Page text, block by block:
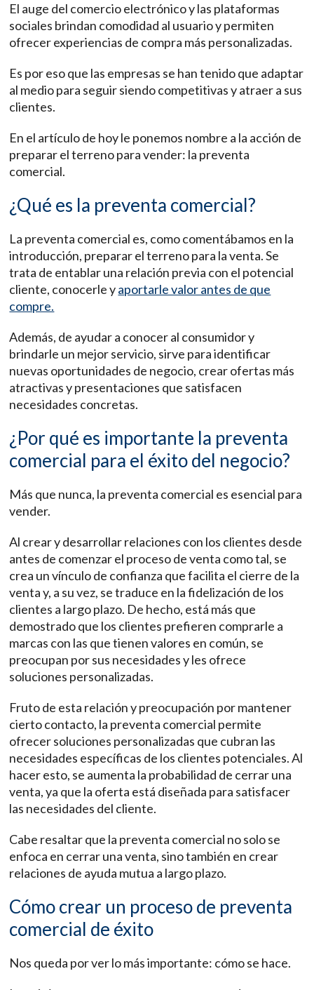
El auge del comercio electrónico y las plataformas
sociales brindan comodidad al usuario y permiten
ofrecer experiencias de compra más personalizadas.
Es por eso que las empresas se han tenido que adaptar
al medio para seguir siendo competitivas y atraer a sus
clientes.
En el artículo de hoy le ponemos nombre a la acción de
preparar el terreno para vender: la preventa
comercial.
¿Qué es la preventa comercial?
La preventa comercial es, como comentábamos en la
introducción, preparar el terreno para la venta. Se
trata de entablar una relación previa con el potencial
cliente, conocerle yaportarle valor antes de que
compre.
Además, de ayudar a conocer al consumidor y
brindarle un mejor servicio, sirve para identificar
nuevas oportunidades de negocio, crear ofertas más
atractivas y presentaciones que satisfacen
necesidades concretas.
¿Por qué es importante la preventa
comercial para el éxito del negocio?
Más que nunca, la preventa comercial es esencial para
vender.
Al crear y desarrollar relaciones con los clientes desde
antes de comenzar el proceso de venta como tal, se
crea un vínculo de confianza que facilita el cierre de la
venta y, a su vez, se traduce en la fidelización de los
clientes a largo plazo. De hecho, está más que
demostrado que los clientes prefieren comprarle a
marcas con las que tienen valores en común, se
preocupan por sus necesidades y les ofrece
soluciones personalizadas.
Fruto de esta relación y preocupación por mantener
cierto contacto, la preventa comercial permite
ofrecer soluciones personalizadas que cubran las
necesidades específicas de los clientes potenciales. Al
hacer esto, se aumenta la probabilidad de cerrar una
venta, ya que la oferta está diseñada para satisfacer
las necesidades del cliente.
Cabe resaltar que la preventa comercial no solo se
enfoca en cerrar una venta, sino también en crear
relaciones de ayuda mutua a largo plazo.
Cómo crear un proceso de preventa
comercial de éxito
Nos queda por ver lo más importante: cómo se hace.